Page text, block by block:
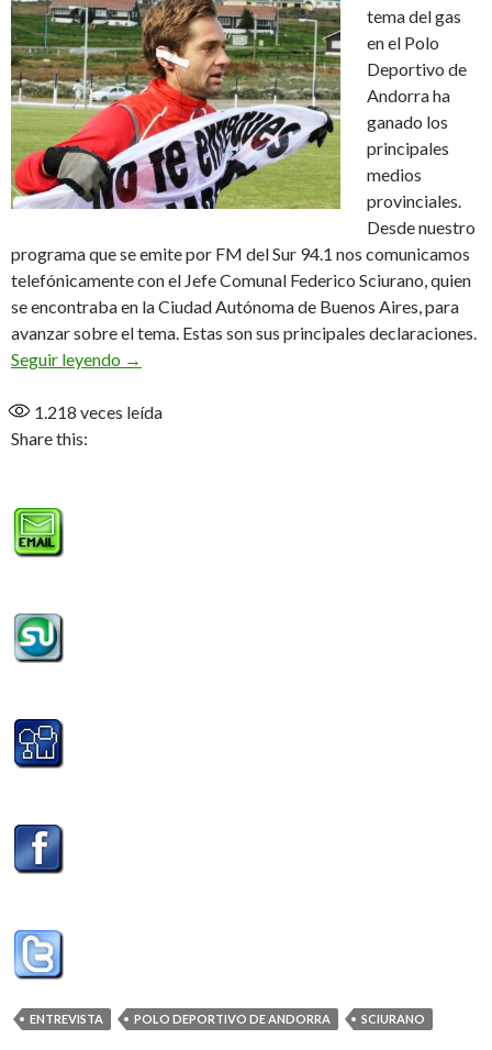
tema del gas
en el Polo
Deportivo de
Andorra ha
ganado los
principales
medios
provinciales.
Desde nuestro
programa que se emite por FM del Sur 94.1 nos comunicamos
telefónicamente con el Jefe Comunal Federico Sciurano, quien
se encontraba en la Ciudad Autónoma de Buenos Aires, para
avanzar sobre el tema. Estas son sus principales declaraciones.
Seguir leyendo
“Para nosotros ha sido un golpe muy duro,
→
1.218 veces leída
Share this:
ENTREVISTA POLO DEPORTIVO DE ANDORRA SCIURANO